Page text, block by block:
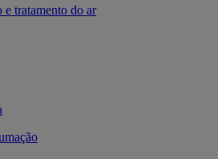
tratamento do ar